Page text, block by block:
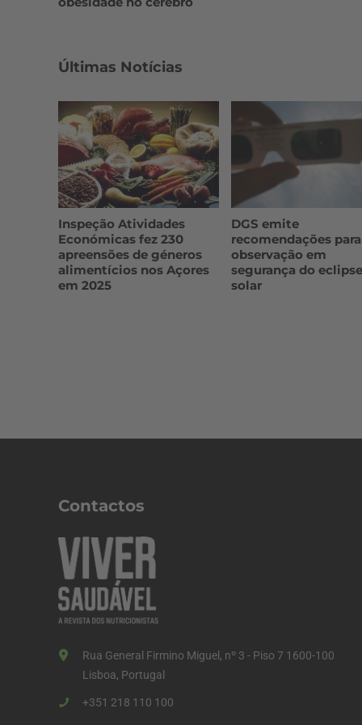
Últimas Notícias
Inspeção Atividades
Económicas fez 230
apreensões de géneros
alimentícios nos Açores
em 2025
DGS emite
recomendações para
observação em
segurança do eclipse
solar
Contactos
Rua General Firmino Miguel, nº 3 - Piso 7 1600-100
Lisboa, Portugal
+351 218 110 100